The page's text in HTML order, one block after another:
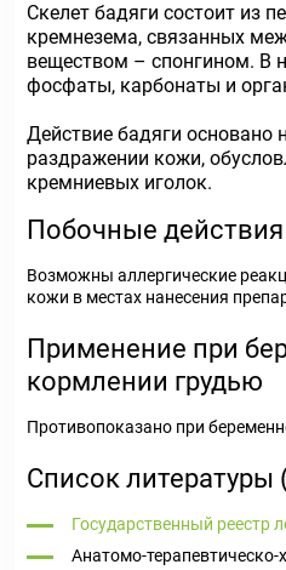
Скелет бадяги состоит из
кремнезема, связанных
веществом – спонгином. В
фосфаты, карбонаты и
Действие бадяги основано
раздражении кожи,
кремниевых иголок.
Побочные действия
Возможны аллергические
кожи в местах нанесения
Применение при
кормлении грудью
Противопоказано при
Список литературы
Государственный реестр
Анатомо-